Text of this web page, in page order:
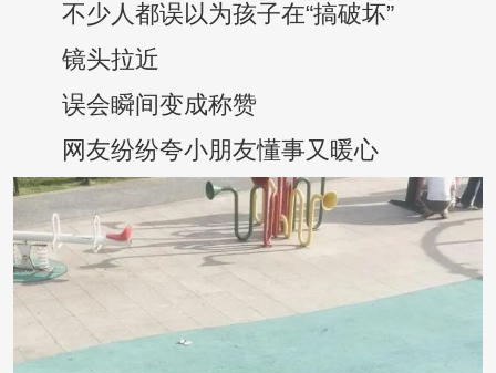
不少人都误以为孩子在“搞破坏”
镜头拉近
误会瞬间变成称赞
网友纷纷夸小朋友懂事又暖心